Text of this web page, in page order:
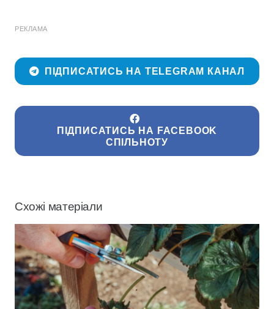
РЕКЛАМА
ПІДПИСАТИСЬ НА TELEGRAM КАНАЛ
ПІДПИСАТИСЬ НА FACEBOOK
СПІЛЬНОТУ
Схожі матеріали